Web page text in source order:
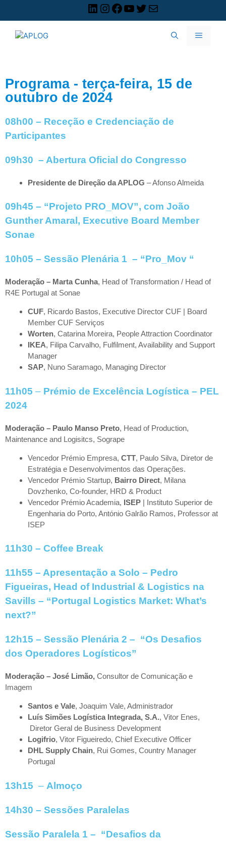
Programa - terça-feira, 15 de
outubro de 2024
08h00 – Receção e Credenciação de
Participantes
09h30 – Abertura Oficial do Congresso
Presidente de Direção da APLOG – Afonso Almeida
09h45 – “Projeto PRO_MOV”, com João
Gunther Amaral, Executive Board Member
Sonae
10h05 – Sessão Plenária 1 – “Pro_Mov “
Moderação – Marta Cunha, Head of Transformation / Head of
R4E Portugal at Sonae
CUF, Ricardo Bastos, Executive Director CUF | Board
Member CUF Serviços
Worten, Catarina Moreira, People Attraction Coordinator
IKEA, Filipa Carvalho, Fulfilment, Availability and Support
Manager
SAP, Nuno Saramago, Managing Director
11h05 – Prémio de Excelência Logística – PEL
2024
Moderação – Paulo Manso Preto, Head of Production,
Maintenance and Logisitcs, Sogrape
Vencedor Prémio Empresa, CTT, Paulo Silva, Diretor de
Estratégia e Desenvolvimentos das Operações.
Vencedor Prémio Startup, Bairro Direct, Milana
Dovzhenko, Co-founder, HRD & Product
Vencedor Prémio Academia, ISEP | Instituto Superior de
Engenharia do Porto, António Galrão Ramos, Professor at
ISEP
11h30 – Coffee Break
11h55 – Apresentação a Solo – Pedro
Figueiras, Head of Industrial & Logistics na
Savills – “Portugal Logistics Market: What’s
next?”
12h15 – Sessão Plenária 2 – “Os Desafios
dos Operadores Logísticos”
Moderação – José Limão, Consultor de Comunicação e
Imagem
Santos e Vale, Joaquim Vale, Administrador
Luís Simões Logística Integrada, S.A., Vitor Enes,
Diretor Geral de Business Development
Logifrio, Vitor Figueiredo, Chief Executive Officer
DHL Supply Chain, Rui Gomes, Country Manager
Portugal
13h15 – Almoço
14h30 – Sessões Paralelas
Sessão Paralela 1 – “Desafios da